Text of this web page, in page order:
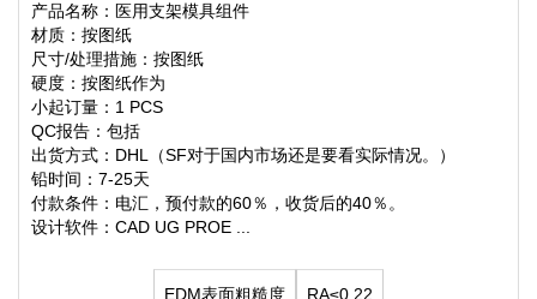
产品名称：医用支架模具组件
材质：按图纸
尺寸/处理措施：按图纸
硬度：按图纸作为
小起订量：1 PCS
QC报告：包括
出货方式：DHL（SF对于国内市场还是要看实际情况。）
铅时间：7-25天
付款条件：电汇，预付款的60％，收货后的40％。
设计软件：CAD UG PROE ...
EDM表面粗糙度 RA≤0.22